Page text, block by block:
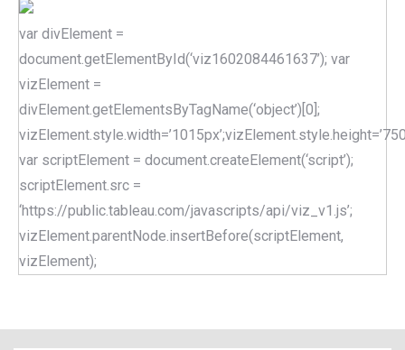
var divElement =
document.getElementById(‘viz1602084461637’); var
vizElement =
divElement.getElementsByTagName(‘object’)[0];
var scriptElement = document.createElement(‘script’);
scriptElement.src =
‘https://public.tableau.com/javascripts/api/viz_v1.js’;
vizElement.parentNode.insertBefore(scriptElement,
vizElement);